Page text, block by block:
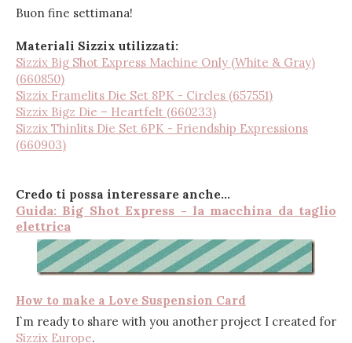
Buon fine settimana!
Materiali Sizzix utilizzati:
Sizzix Big Shot Express Machine Only (White & Gray)
(660850)
Sizzix Framelits Die Set 8PK - Circles (657551)
Sizzix Bigz Die – Heartfelt (660233)
Sizzix Thinlits Die Set 6PK - Friendship Expressions
(660903)
Credo ti possa interessare anche...
Guida: Big Shot Express - la macchina da taglio
elettrica
How to make a Love Suspension Card
I`m ready to share with you another project I created for
Sizzix Europe.